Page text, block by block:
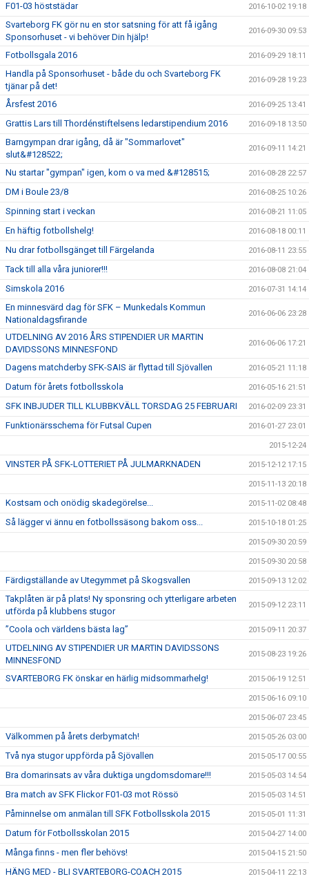
F01-03 höststädar 2016-10-02 19:18
Svarteborg FK gör nu en stor satsning för att få igång
Sponsorhuset - vi behöver Din hjälp!
2016-09-30 09:53
Fotbollsgala 2016 2016-09-29 18:11
Handla på Sponsorhuset - både du och Svarteborg FK
tjänar på det!
2016-09-28 19:23
Årsfest 2016 2016-09-25 13:41
Grattis Lars till Thordénstiftelsens ledarstipendium 2016 2016-09-18 13:50
Barngympan drar igång, då är "Sommarlovet"
slut&#128522;
2016-09-11 14:21
Nu startar "gympan" igen, kom o va med &#128515; 2016-08-28 22:57
DM i Boule 23/8 2016-08-25 10:26
Spinning start i veckan 2016-08-21 11:05
En häftig fotbollshelg! 2016-08-18 00:11
Nu drar fotbollsgänget till Färgelanda 2016-08-11 23:55
Tack till alla våra juniorer!!! 2016-08-08 21:04
Simskola 2016 2016-07-31 14:14
En minnesvärd dag för SFK – Munkedals Kommun
Nationaldagsfirande
2016-06-06 23:28
UTDELNING AV 2016 ÅRS STIPENDIER UR MARTIN
DAVIDSSONS MINNESFOND
2016-06-06 17:21
Dagens matchderby SFK-SAIS är flyttad till Sjövallen 2016-05-21 11:18
Datum för årets fotbollsskola 2016-05-16 21:51
SFK INBJUDER TILL KLUBBKVÄLL TORSDAG 25 FEBRUARI 2016-02-09 23:31
Funktionärsschema för Futsal Cupen 2016-01-27 23:01
2015-12-24
VINSTER PÅ SFK-LOTTERIET PÅ JULMARKNADEN 2015-12-12 17:15
2015-11-13 20:18
Kostsam och onödig skadegörelse... 2015-11-02 08:48
Så lägger vi ännu en fotbollssäsong bakom oss... 2015-10-18 01:25
2015-09-30 20:59
2015-09-30 20:58
Färdigställande av Utegymmet på Skogsvallen 2015-09-13 12:02
Takplåten är på plats! Ny sponsring och ytterligare arbeten
utförda på klubbens stugor
2015-09-12 23:11
”Coola och världens bästa lag” 2015-09-11 20:37
UTDELNING AV STIPENDIER UR MARTIN DAVIDSSONS
MINNESFOND
2015-08-23 19:26
SVARTEBORG FK önskar en härlig midsommarhelg! 2015-06-19 12:51
2015-06-16 09:10
2015-06-07 23:45
Välkommen på årets derbymatch! 2015-05-26 03:00
Två nya stugor uppförda på Sjövallen 2015-05-17 00:55
Bra domarinsats av våra duktiga ungdomsdomare!!! 2015-05-03 14:54
Bra match av SFK Flickor F01-03 mot Rössö 2015-05-03 14:51
Påminnelse om anmälan till SFK Fotbollsskola 2015 2015-05-01 11:31
Datum för Fotbollsskolan 2015 2015-04-27 14:00
Många finns - men fler behövs! 2015-04-15 21:50
HÄNG MED - BLI SVARTEBORG-COACH 2015 2015-04-11 22:13